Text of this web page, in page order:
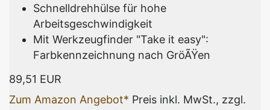
Schnelldrehhülse für hohe
Arbeitsgeschwindigkeit
Mit Werkzeugfinder "Take it easy":
Farbkennzeichnung nach GröÃŸen
89,51 EUR
Zum Amazon Angebot* Preis inkl. MwSt., zzgl.